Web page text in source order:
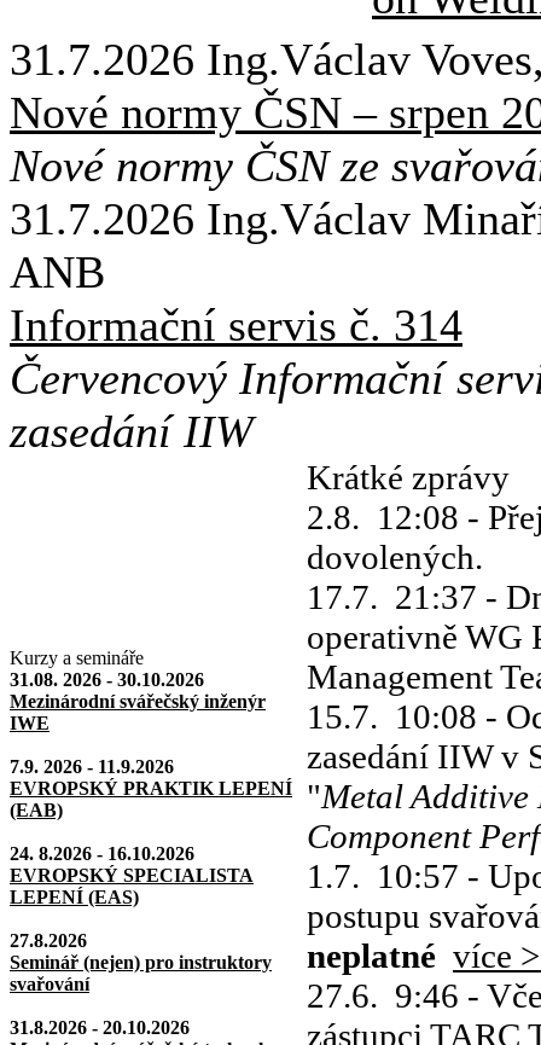
31.7.2026 Ing.Václav
Nové normy ČSN – srpen
Nové normy ČSN ze
31.7.2026 Ing.Václav
ANB
Informační servis č. 314
Červencový Informační
zasedání IIW
Kurzy a semináře
31.08. 2026 - 30.10.2026
Mezinárodní svářečský inženýr
IWE
7.9. 2026 - 11.9.2026
EVROPSKÝ PRAKTIK LEPENÍ
(EAB)
24. 8.2026 - 16.10.2026
EVROPSKÝ SPECIALISTA
LEPENÍ (EAS)
27.8.2026
Seminář (nejen) pro instruktory
svařování
31.8.2026 - 20.10.2026
Krátké zprávy
2.8. 12:08 -
dovolených.
17.7. 21:37 -
operativně WG
Management
15.7. 10:08 -
zasedání IIW v
"Metal Additive
Component
1.7. 10:57 -
postupu
neplatné více
27.6. 9:46 -
zástupci TARC